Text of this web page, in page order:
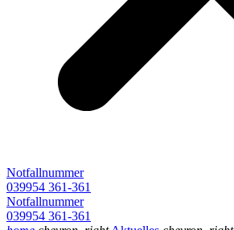
Notfallnummer
039954 361-361
Notfallnummer
039954 361-361